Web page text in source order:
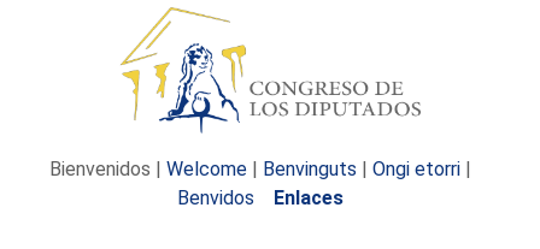
Bienvenidos | Welcome | Benvinguts | Ongi etorri |
Benvidos
Enlaces